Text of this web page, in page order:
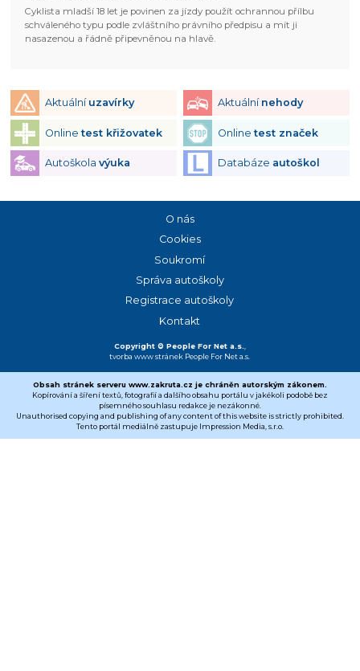
Cyklista mladší 18 let je povinen za jízdy použít ochrannou přílbu
schváleného typu podle zvláštního právního předpisu a mít ji
nasazenou a řádně připevněnou na hlavě.
Aktuální uzavírky Aktuální nehody
Onlinetest křižovatek Onlinetest značek
Autoškola výuka Databáze autoškol
Copyright © People For Net a.s.
tvorba www stránek People For Net a.s.
O nás
Cookies
Soukromí
Správa autoškoly
Registrace autoškoly
Kontakt
Obsah stránek serveru www.zakruta.cz je chráněn autorským zákonem.
Kopírování a šíření textů, fotografií a dalšího obsahu portálu v jakékoli podobě bez
písemného souhlasu redakce je nezákonné.
Unauthorised copying and publishing of any content of this website is strictly prohibited.
Tento portál mediálně zastupuje Impression Media, s.r.o.